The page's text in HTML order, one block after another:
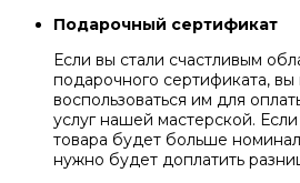
Подарочный сертификат
Если вы стали счастливым
подарочного сертификата,
воспользоваться им для
услуг нашей мастерской.
товара будет больше
нужно будет доплатить